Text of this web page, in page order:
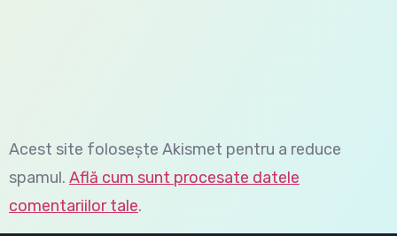
Acest site folosește Akismet pentru a reduce
spamul. Află cum sunt procesate datele
comentariilor tale.